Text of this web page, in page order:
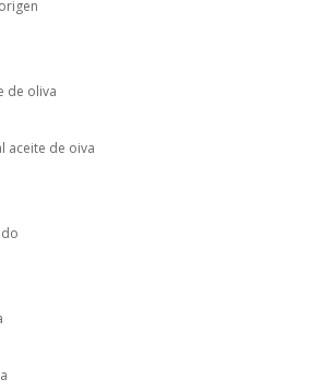
de oliva
aceite de oiva